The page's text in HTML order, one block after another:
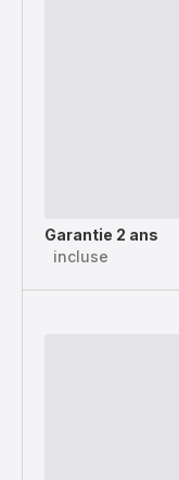
Garantie 2 ans
incluse